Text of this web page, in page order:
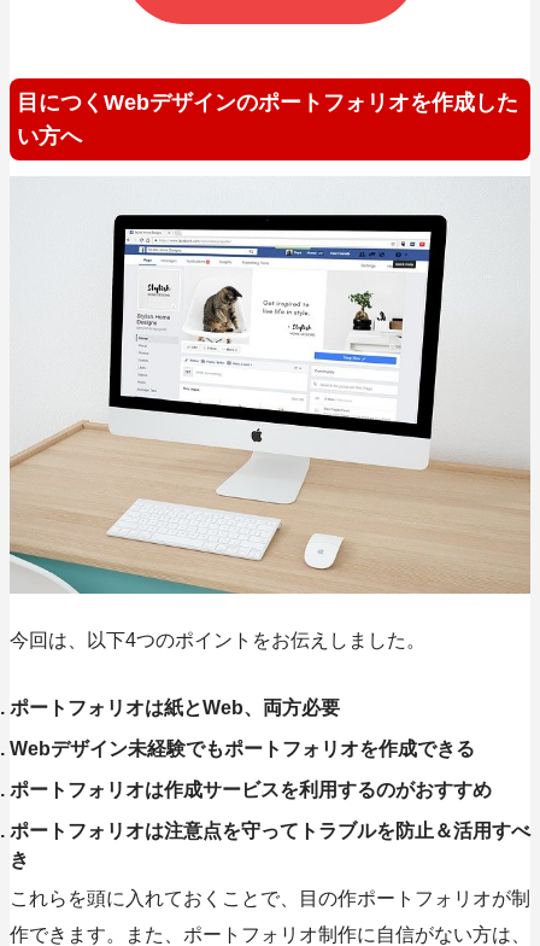
目につくWebデザインのポートフォリオを作成した
い方へ
今回は、以下4つのポイントをお伝えしました。
ポートフォリオは紙とWeb、両方必要
Webデザイン未経験でもポートフォリオを作成できる
ポートフォリオは作成サービスを利用するのがおすすめ
ポートフォリオは注意点を守ってトラブルを防止＆活用すべ
き
これらを頭に入れておくことで、目の作ポートフォリオが制
作できます。また、ポートフォリオ制作に自信がない方は、